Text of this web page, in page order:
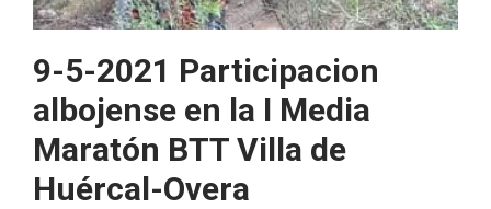
9-5-2021 Participacion
albojense en la I Media
Maratón BTT Villa de
Huércal-Overa